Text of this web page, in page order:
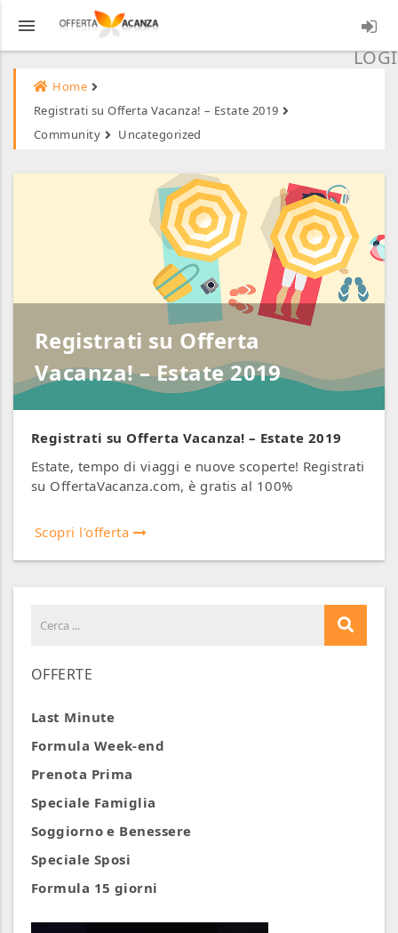
menu
Home
Registrati su Offerta Vacanza! – Estate 2019
Community
Uncategorized
Registrati su Offerta
Vacanza! – Estate 2019
Registrati su Offerta Vacanza! – Estate 2019
Estate, tempo di viaggi e nuove scoperte! Registrati
su OffertaVacanza.com, è gratis al 100%
Scopri l'offerta
OFFERTE
Last Minute
Formula Week-end
Prenota Prima
Speciale Famiglia
Soggiorno e Benessere
Speciale Sposi
Formula 15 giorni